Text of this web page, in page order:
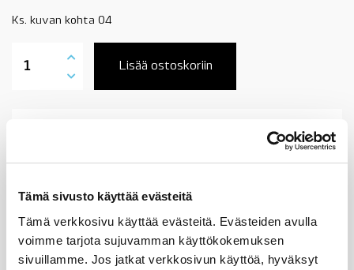
Tämä sivusto käyttää evästeitä
Tämä verkkosivu käyttää evästeitä. Evästeiden avulla
voimme tarjota sujuvamman käyttökokemuksen
sivuillamme. Jos jatkat verkkosivun käyttöä, hyväksyt
Ks. kuvan kohta 04
BMW
kiertokangen
N45N,
N46N,
OE
määrä
Lisää ostoskoriin
Vertailunumerot
Osan vertailunumerot: